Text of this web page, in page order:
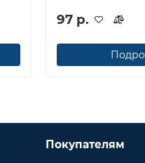
97 р.
Покупателям